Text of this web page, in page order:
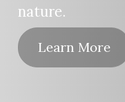
nature.
Learn More